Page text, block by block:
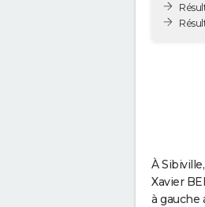
À
Xavier
à gauche